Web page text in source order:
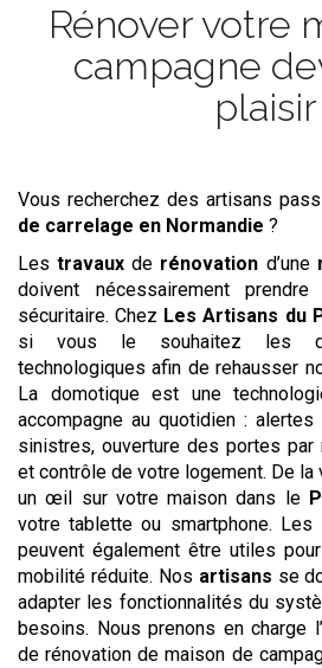
Rénover votre
campagne
plaisir
Vous recherchez des artisans
de carrelage en Normandie ?
Lestravaux de rénovation d’une
doivent nécessairement
sécuritaire. Chez Les Artisans du
si vous le souhaitez les
technologiques afin de rehausser
La domotique est une
accompagne au quotidien :
sinistres, ouverture des portes par
et contrôle de votre logement. De
un œil sur votre maison dans le
votre tablette ou smartphone.
peuvent également être utiles
mobilité réduite. Nos artisans se
adapter les fonctionnalités du
besoins. Nous prenons en charge
de rénovation de maison de